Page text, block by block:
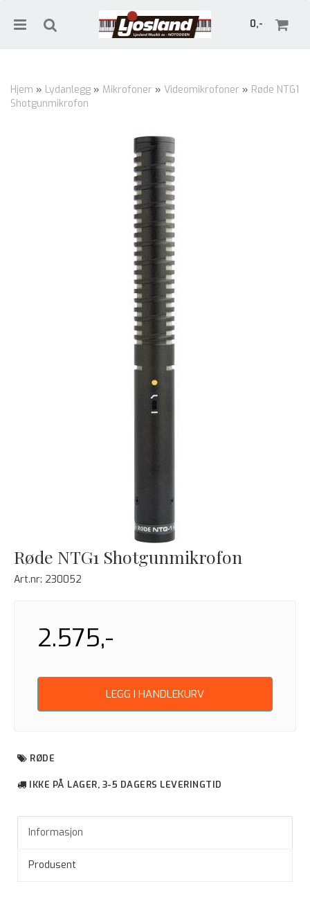
0,-
Hjem » Lydanlegg » Mikrofoner » Videomikrofoner » Røde NTG1
Shotgunmikrofon
Røde NTG1 Shotgunmikrofon
Art.nr: 230052
2.575,-
LEGG I HANDLEKURV
RØDE
IKKE PÅ LAGER, 3-5 DAGERS LEVERINGTID
Informasjon
Produsent